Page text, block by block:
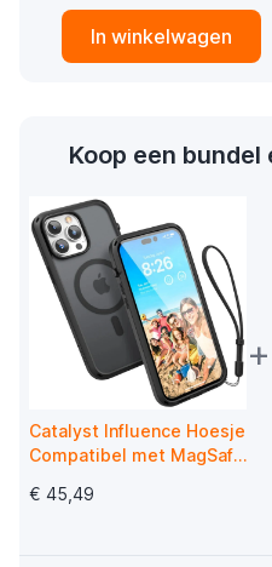
In winkelwagen
Koop een
Catalyst Influence Hoesje
Compatibel met MagSafe
€ 45,49
+